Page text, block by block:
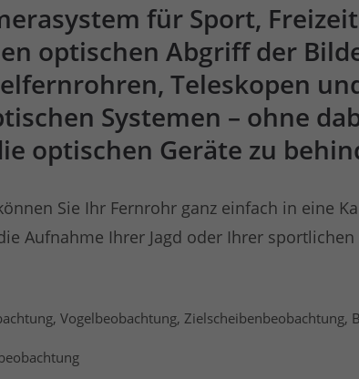
für Sport,
optischen Abgriff der
Teleskopen
Systemen – ohne
optischen Geräte zu
Sie Ihr Fernrohr ganz einfach in eine
Aufnahme Ihrer Jagd oder Ihrer
Vogelbeobachtung, Zielscheibenbeobachtung,